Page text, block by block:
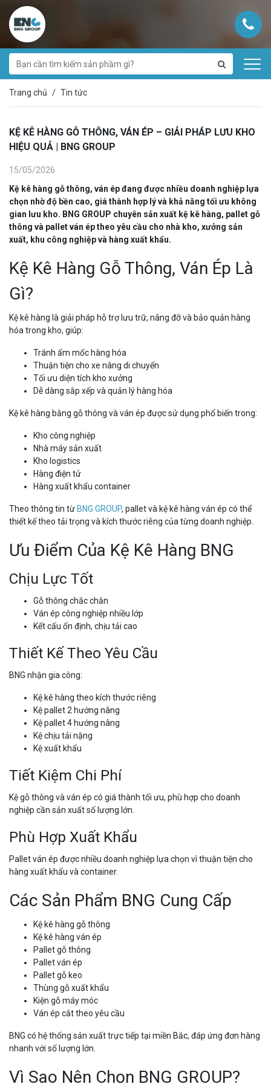
Trang chủ Tin tức
KỆ KÊ HÀNG GỖ THÔNG, VÁN ÉP – GIẢI PHÁP LƯU KHO
HIỆU QUẢ | BNG GROUP
15/05/2026
Kệ kê hàng gỗ thông, ván ép đang được nhiều doanh nghiệp lựa
chọn nhờ độ bền cao, giá thành hợp lý và khả năng tối ưu không
gian lưu kho. BNG GROUP chuyên sản xuất kệ kê hàng, pallet gỗ
thông và pallet ván ép theo yêu cầu cho nhà kho, xưởng sản
xuất, khu công nghiệp và hàng xuất khẩu.
Kệ Kê Hàng Gỗ Thông, Ván Ép Là
Gì?
Kệ kê hàng là giải pháp hỗ trợ lưu trữ, nâng đỡ và bảo quản hàng
hóa trong kho, giúp:
Tránh ẩm mốc hàng hóa
Thuận tiện cho xe nâng di chuyển
Tối ưu diện tích kho xưởng
Dễ dàng sắp xếp và quản lý hàng hóa
Kệ kê hàng bằng gỗ thông và ván ép được sử dụng phổ biến trong:
Kho công nghiệp
Nhà máy sản xuất
Kho logistics
Hàng điện tử
Hàng xuất khẩu container
Theo thông tin từ BNG GROUP, pallet và kệ kê hàng ván ép có thể
thiết kế theo tải trọng và kích thước riêng của từng doanh nghiệp.
Ưu Điểm Của Kệ Kê Hàng BNG
Chịu Lực Tốt
Gỗ thông chắc chắn
Ván ép công nghiệp nhiều lớp
Kết cấu ổn định, chịu tải cao
Thiết Kế Theo Yêu Cầu
BNG nhận gia công:
Kệ kê hàng theo kích thước riêng
Kệ pallet 2 hướng nâng
Kệ pallet 4 hướng nâng
Kệ chịu tải nặng
Kệ xuất khẩu
Tiết Kiệm Chi Phí
Kệ gỗ thông và ván ép có giá thành tối ưu, phù hợp cho doanh
nghiệp cần sản xuất số lượng lớn.
Phù Hợp Xuất Khẩu
Pallet ván ép được nhiều doanh nghiệp lựa chọn vì thuận tiện cho
hàng xuất khẩu và container.
Các Sản Phẩm BNG Cung Cấp
Kệ kê hàng gỗ thông
Kệ kê hàng ván ép
Pallet gỗ thông
Pallet ván ép
Pallet gỗ keo
Thùng gỗ xuất khẩu
Kiện gỗ máy móc
Ván ép cắt theo yêu cầu
BNG có hệ thống sản xuất trực tiếp tại miền Bắc, đáp ứng đơn hàng
nhanh với số lượng lớn.
Vì Sao Nên Chọn BNG GROUP?